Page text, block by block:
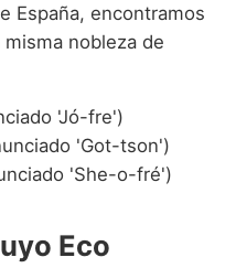
España, encontramos
nobleza de
'Jó-fre')
'Got-tson')
'She-o-fré')
Eco